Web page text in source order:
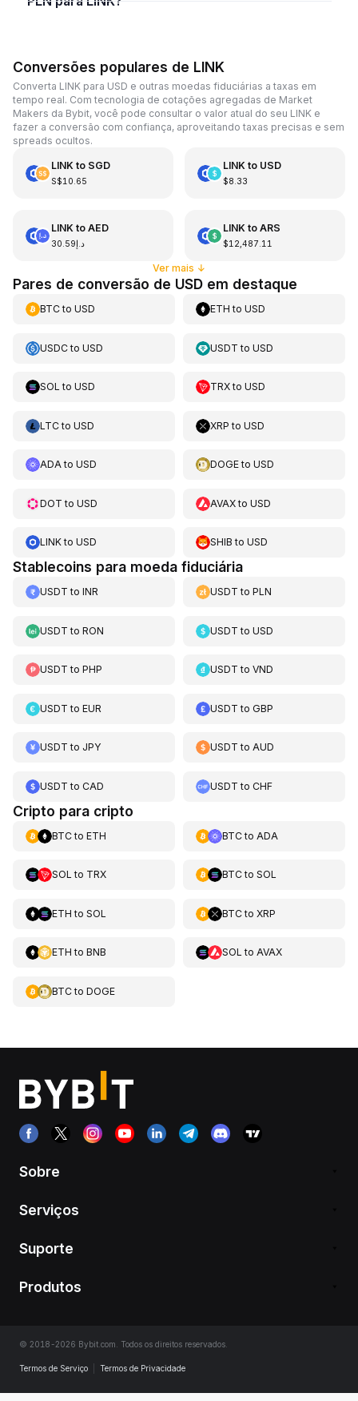
Conversões populares de LINK
Converta LINK para USD e outras moedas fiduciárias a taxas em
tempo real. Com tecnologia de cotações agregadas de Market
Makers da Bybit, você pode consultar o valor atual do seu LINK e
fazer a conversão com confiança, aproveitando taxas precisas e sem
spreads ocultos.
LINKto SGD
S$10.65
LINKto USD
$8.33
LINKto AED
د.إ30.59
LINKto ARS
$12,487.11
Ver mais ↓
Pares de conversão de USD em destaque
BTCto USD ETH toUSD
USDCto USD USDT toUSD
SOL to USD TRXtoUSD
LTCto USD XRP toUSD
ADAto USD DOGEtoUSD
DOT to USD AVAXtoUSD
LINKto USD SHIB toUSD
Stablecoins para moeda fiduciária
USDT to INR USDT toPLN
USDT to RON USDT toUSD
USDT to PHP USDT toVND
USDT to EUR USDT toGBP
USDT to JPY USDT toAUD
USDT to CAD USDT toCHF
Cripto para cripto
BTCto ETH BTCto ADA
SOL to TRX BTCto SOL
ETH to SOL BTCto XRP
ETH to BNB SOL to AVAX
BTCto DOGE
Sobre
Serviços
Suporte
Produtos
© 2018-2026 Bybit.com. Todos os direitos reservados.
Termos de Serviço Termos de Privacidade